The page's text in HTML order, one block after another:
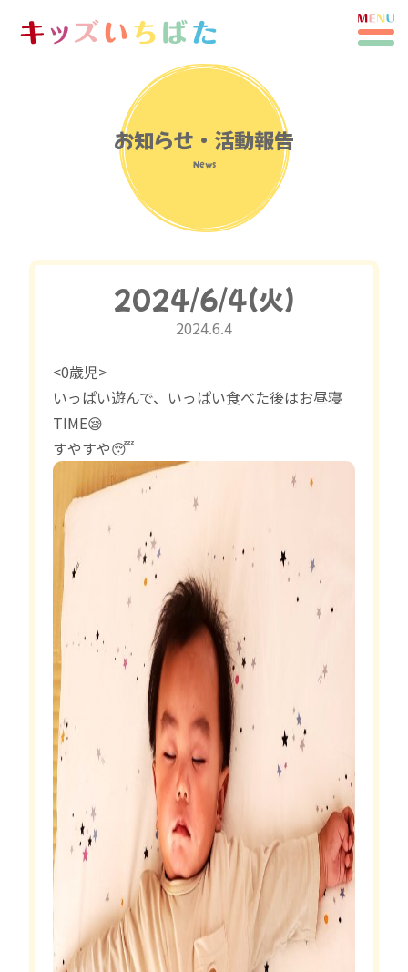
お知らせ・活動報告
News
2024/6/4(火)
2024.6.4
<0歳児>
いっぱい遊んで、いっぱい食べた後はお昼寝
TIME😪
すやすや😴